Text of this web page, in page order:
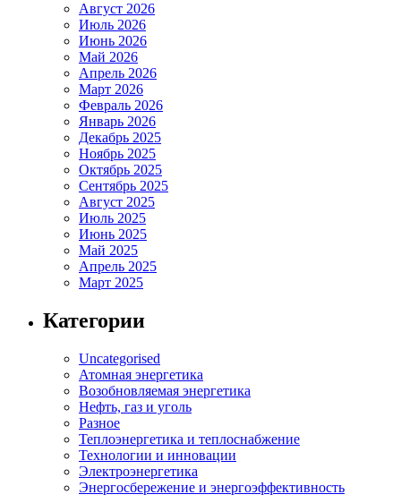
Август 2026
Июль 2026
Июнь 2026
Май 2026
Апрель 2026
Март 2026
Февраль 2026
Январь 2026
Декабрь 2025
Ноябрь 2025
Октябрь 2025
Сентябрь 2025
Август 2025
Июль 2025
Июнь 2025
Май 2025
Апрель 2025
Март 2025
Категории
Uncategorised
Атомная энергетика
Возобновляемая энергетика
Нефть, газ и уголь
Разное
Теплоэнергетика и теплоснабжение
Технологии и инновации
Электроэнергетика
Энергосбережение и энергоэффективность